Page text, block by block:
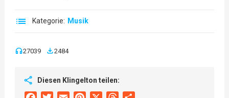
Kategorie: Musik
27039 2484
Diesen Klingelton teilen: